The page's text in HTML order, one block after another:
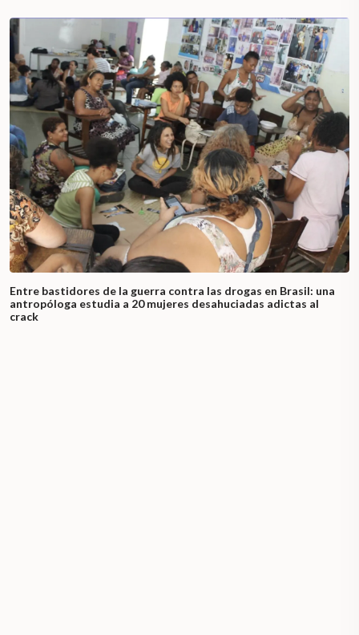
Entre bastidores de la guerra contra las drogas en Brasil: una
antropóloga estudia a 20 mujeres desahuciadas adictas al
crack